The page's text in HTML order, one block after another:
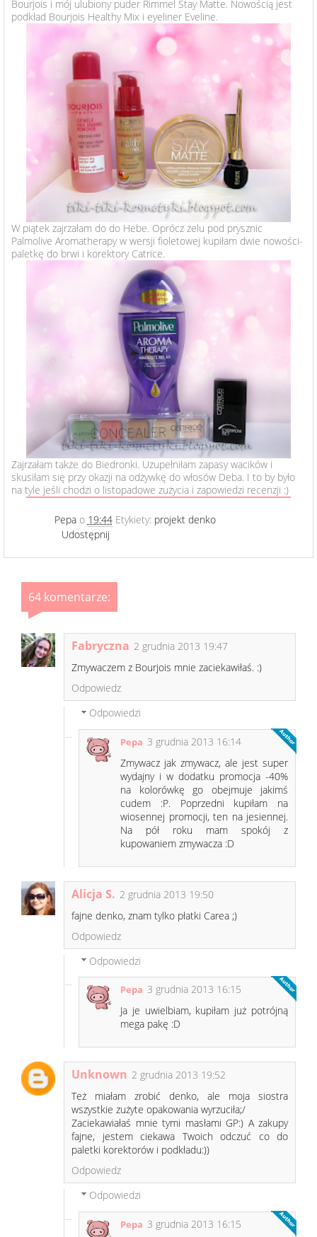
Bourjois i mój ulubiony puder Rimmel Stay Matte. Nowością jest
podkład Bourjois Healthy Mix i eyeliner Eveline.
W piątek zajrzałam do do Hebe. Oprócz żelu pod prysznic
Palmolive Aromatherapy w wersji fioletowej kupiłam dwie nowości-
paletkę do brwi i korektory Catrice.
Zajrzałam także do Biedronki. Uzupełniłam zapasy wacików i
skusiłam się przy okazji na odżywkę do włosów Deba. I to by było
na tyle jeśli chodzi o listopadowe zużycia i zapowiedzi recenzji :)
Pepa o 19:44Etykiety: projekt denko
Udostępnij
64 komentarze:
Fabryczna 2 grudnia 2013 19:47
Zmywaczem z Bourjois mnie zaciekawiłaś. :)
Odpowiedz
Odpowiedzi
Pepa 3 grudnia 2013 16:14
Zmywacz jak zmywacz, ale jest super
wydajny i w dodatku promocja -40%
na kolorówkę go obejmuje jakimś
cudem :P. Poprzedni kupiłam na
wiosennej promocji, ten na jesiennej.
Na pół roku mam spokój z
kupowaniem zmywacza :D
Alicja S. 2 grudnia 2013 19:50
fajne denko, znam tylko płatki Carea ;)
Odpowiedz
Odpowiedzi
Pepa 3 grudnia 2013 16:15
Ja je uwielbiam, kupiłam już potrójną
mega pakę :D
Unknown 2 grudnia 2013 19:52
Też miałam zrobić denko, ale moja siostra
wszystkie zużyte opakowania wyrzuciła;/
Zaciekawiałaś mnie tymi masłami GP:) A zakupy
fajne, jestem ciekawa Twoich odczuć co do
paletki korektorów i podkładu:))
Odpowiedz
Odpowiedzi
Pepa 3 grudnia 2013 16:15